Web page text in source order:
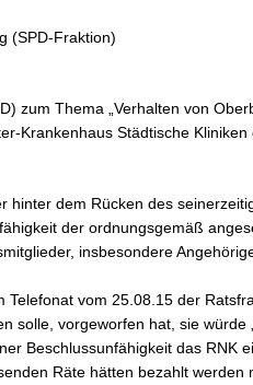
(SPD-Fraktion)
zum Thema „Verhalten von
Krankenhaus Städtische Kliniken
hinter dem Rücken des
der ordnungsgemäß
insbesondere
Telefonat vom 25.08.15 der
solle, vorgeworfen hat, sie würde
Beschlussunfähigkeit das RNK
Räte hätten bezahlt werden